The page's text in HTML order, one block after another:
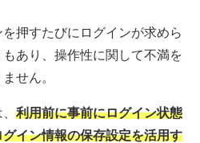
押すたびにログインが求めら
あり、操作性に関して不満を
せん。
利用前に事前にログイン状態
イン情報の保存設定を活用す